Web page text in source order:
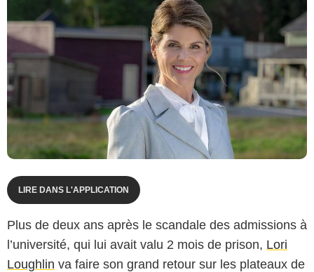
LIRE DANS L'APPLICATION
Plus de deux ans après le scandale des admissions à
l’université, qui lui avait valu 2 mois de prison, Lori
Loughlin va faire son grand retour sur les plateaux de